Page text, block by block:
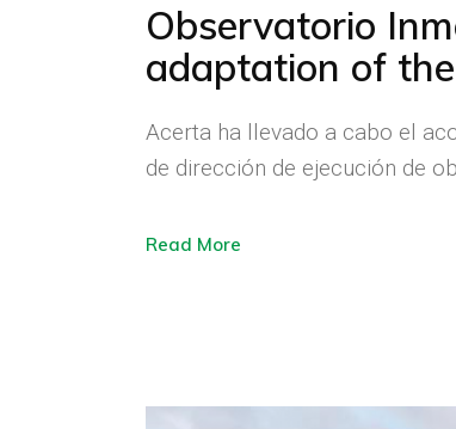
Observatorio
adaptation of
Acerta ha llevado a cabo el
de dirección de ejecución de
Read More